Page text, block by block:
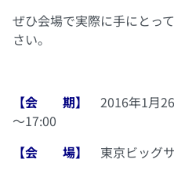
ぜひ会場で実際に手にとっ
さい。
【会 期】 2016年1月
～17:00
【会 場】 東京ビッグ